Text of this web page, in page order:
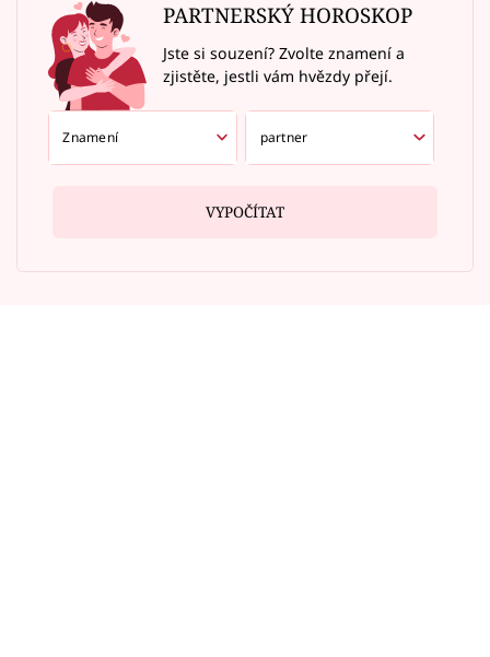
PARTNERSKÝ HOROSKOP
Jste si souzení? Zvolte znamení a
zjistěte, jestli vám hvězdy přejí.
VYPOČÍTAT